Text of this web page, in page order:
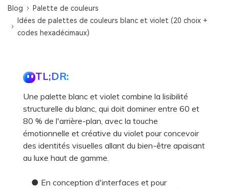
Blog
Palette de couleurs
Idées de palettes de couleurs blanc et violet (20 choix +
codes hexadécimaux)
TL;DR:
Une palette blanc et violet combine la lisibilité
structurelle du blanc, qui doit dominer entre 60 et
80 % de l'arrière-plan, avec la touche
émotionnelle et créative du violet pour concevoir
des identités visuelles allant du bien-être apaisant
au luxe haut de gamme.
● En conception d'interfaces et pour